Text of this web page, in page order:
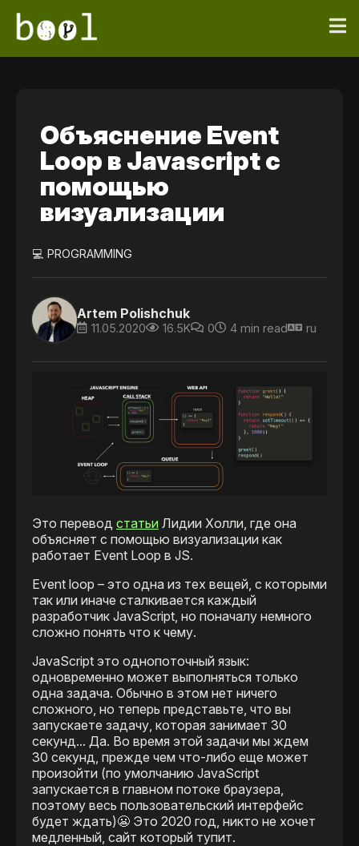
Объяснение Event
Loop в Javascript с
помощью
визуализации
💻 PROGRAMMING
Artem Polishchuk
11.05.2020 16.5K 0 4 min read ru
Это перевод статьи Лидии Холли, где она
объясняет с помощью визуализации как
работает Event Loop в JS.
Event loop – это одна из тех вещей, с которыми
так или иначе сталкивается каждый
разработчик JavaScript, но поначалу немного
сложно понять что к чему.
JavaScript это однопоточный язык:
одновременно может выполняться только
одна задача. Обычно в этом нет ничего
сложного, но теперь представьте, что вы
запускаете задачу, которая занимает 30
секунд... Да. Во время этой задачи мы ждем
30 секунд, прежде чем что-либо еще может
произойти (по умолчанию JavaScript
запускается в главном потоке браузера,
поэтому весь пользовательский интерфейс
будет ждать)😬 Это 2020 год, никто не хочет
медленный, сайт который тупит.